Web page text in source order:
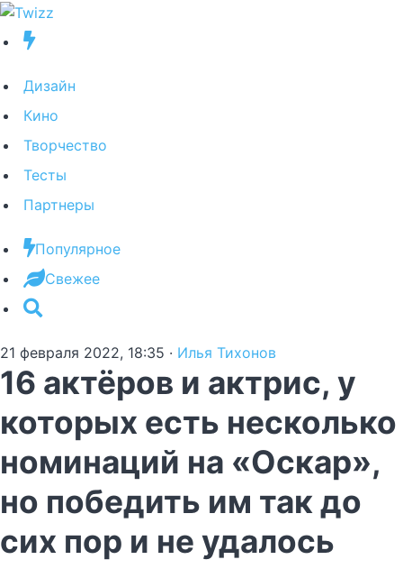
Дизайн
Кино
Творчество
Тесты
Партнеры
Популярное
Свежее
21 февраля 2022, 18:35 · Илья Тихонов
16 актёров и актрис, у
которых есть несколько
номинаций на «Оскар»,
но победить им так до
сих пор и не удалось